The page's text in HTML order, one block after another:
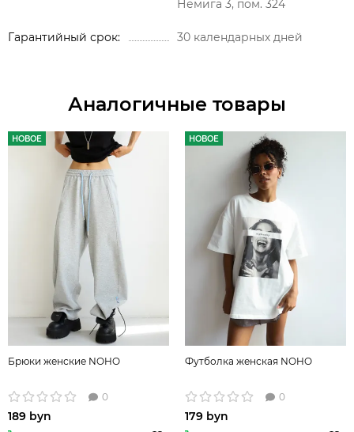
Немига 3, пом. 324
Гарантийный срок 30 календарных дней
Аналогичные товары
НОВОЕ
Брюки женские NOHO
0
189 byn
НОВОЕ
Футболка женская NOHO
0
179 byn